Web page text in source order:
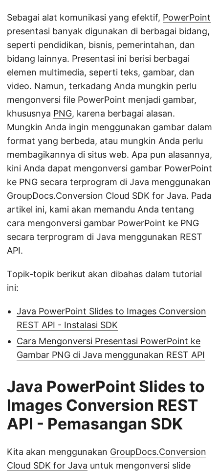
Sebagai alat komunikasi yang efektif, PowerPoint
presentasi banyak digunakan di berbagai bidang,
seperti pendidikan, bisnis, pemerintahan, dan
bidang lainnya. Presentasi ini berisi berbagai
elemen multimedia, seperti teks, gambar, dan
video. Namun, terkadang Anda mungkin perlu
mengonversi file PowerPoint menjadi gambar,
khususnya PNG, karena berbagai alasan.
Mungkin Anda ingin menggunakan gambar dalam
format yang berbeda, atau mungkin Anda perlu
membagikannya di situs web. Apa pun alasannya,
kini Anda dapat mengonversi gambar PowerPoint
ke PNG secara terprogram di Java menggunakan
GroupDocs.Conversion Cloud SDK for Java. Pada
artikel ini, kami akan memandu Anda tentang
cara mengonversi gambar PowerPoint ke PNG
secara terprogram di Java menggunakan REST
API.
Topik-topik berikut akan dibahas dalam tutorial
ini:
Java PowerPoint Slides to Images Conversion
REST API - Instalasi SDK
Cara Mengonversi Presentasi PowerPoint ke
Gambar PNG di Java menggunakan REST API
Java PowerPoint Slides to
Images Conversion REST
API - Pemasangan SDK
Kita akan menggunakan GroupDocs.Conversion
Cloud SDK for Java untuk mengonversi slide